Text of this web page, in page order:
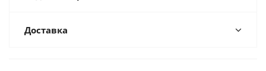
Доставка